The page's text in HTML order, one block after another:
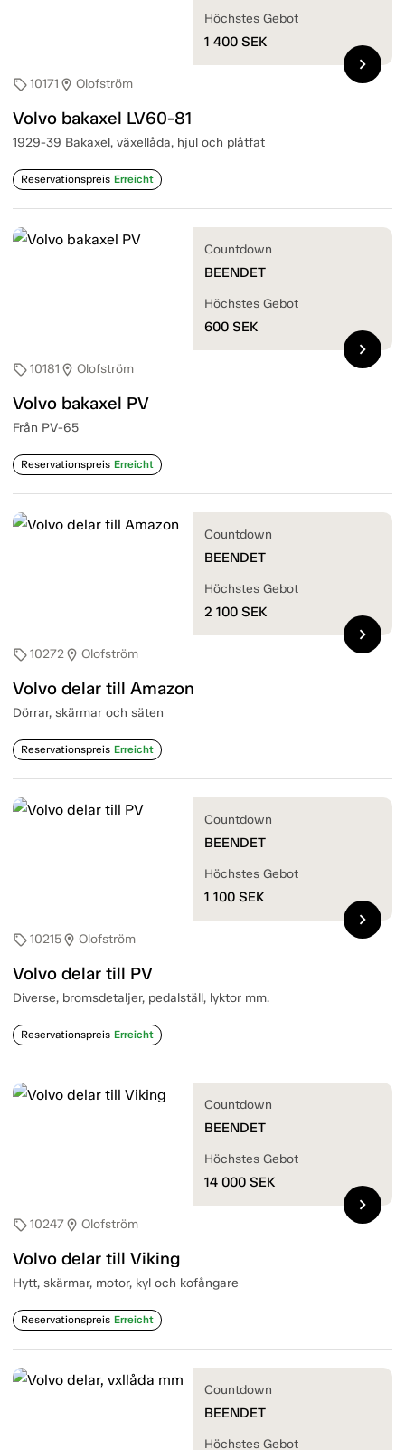
sell10171 location_on Olofström
Volvo bakaxel LV60-81
1929-39 Bakaxel, växellåda, hjul och plåtfat
Reservationspreis Erreicht
Höchstes Gebot
1 400 SEK
chevron_right
sell10181 location_on Olofström
Volvo bakaxel PV
Från PV-65
Reservationspreis Erreicht
Countdown
BEENDET
Höchstes Gebot
600 SEK
chevron_right
sell10272location_on Olofström
Volvo delar till Amazon
Dörrar, skärmar och säten
Reservationspreis Erreicht
Countdown
BEENDET
Höchstes Gebot
2 100 SEK
chevron_right
sell10215location_on Olofström
Volvo delar till PV
Diverse, bromsdetaljer, pedalställ, lyktor mm.
Reservationspreis Erreicht
Countdown
BEENDET
Höchstes Gebot
1 100 SEK
chevron_right
sell10247location_on Olofström
Volvo delar till Viking
Hytt, skärmar, motor, kyl och kofångare
Reservationspreis Erreicht
Countdown
BEENDET
Höchstes Gebot
14 000 SEK
chevron_right
Countdown
BEENDET
Höchstes Gebot